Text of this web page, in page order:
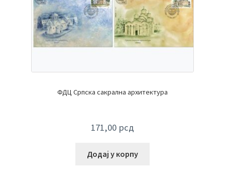
ФДЦ Српска сакрална архитектура
171,00 рсд
Додај у корпу